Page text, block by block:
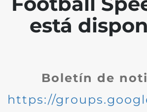
está
Boletín de
https://